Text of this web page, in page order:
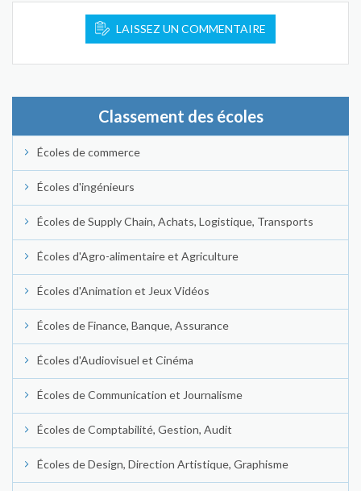
LAISSEZ UN COMMENTAIRE
Classement des écoles
Écoles de commerce
Écoles d'ingénieurs
Écoles de Supply Chain, Achats, Logistique, Transports
Écoles d'Agro-alimentaire et Agriculture
Écoles d'Animation et Jeux Vidéos
Écoles de Finance, Banque, Assurance
Écoles d'Audiovisuel et Cinéma
Écoles de Communication et Journalisme
Écoles de Comptabilité, Gestion, Audit
Écoles de Design, Direction Artistique, Graphisme